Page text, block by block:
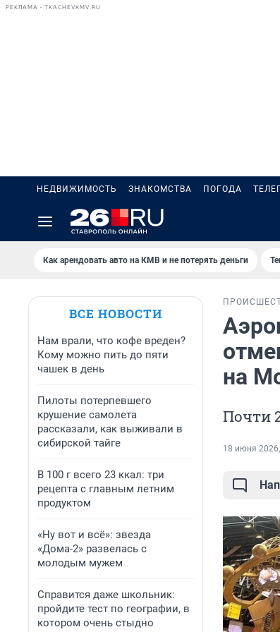
РЕКЛАМА • TKACHEVKMV.RU
НЕДВИЖИМОСТЬ ЗНАКОМСТВА ПОГОДА
Как арендовать авто на КМВ и не потерять деньги
ВСЕ НОВОСТИ
Нам врали, что кофе вреден?
Кому можно пить до пяти
чашек в день
Пилоты потерпевшего
крушение самолета
рассказали, как выживали в
сибирской тайге
В 100 г всего 23 ккал: три
рецепта с главным летним
продуктом
«Ну вот и всё»: звезда
«Дома-2» развелась с
молодым мужем
Справится даже школьник:
пройдите тест по географии, в
котором очень стыдно
на
Почти
18 июня